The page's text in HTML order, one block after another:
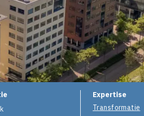
Expertise
Transformatie